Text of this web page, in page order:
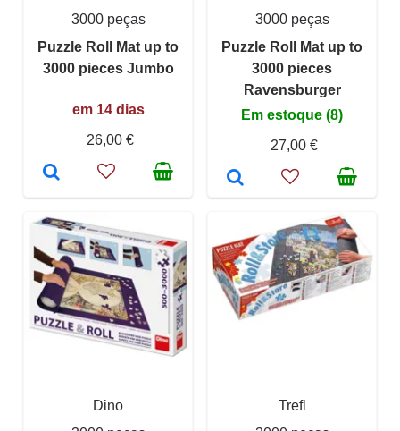
3000 peças
Puzzle Roll Mat up to
3000 pieces Jumbo
em 14 dias
26,00 €
3000 peças
Puzzle Roll Mat up to
3000 pieces
Ravensburger
Em estoque (8)
27,00 €
Dino
Trefl